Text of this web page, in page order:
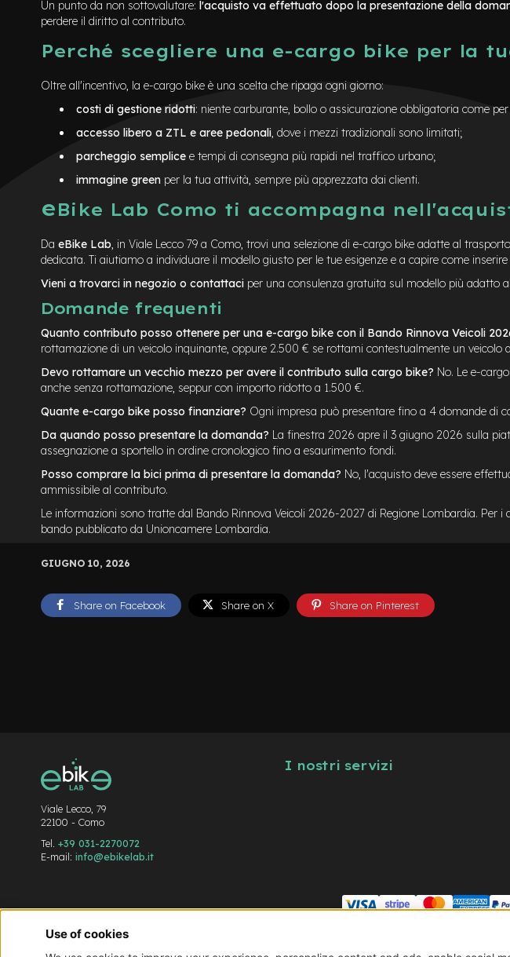
Un punto da non sottovalutare: l'acquisto va effettuato dopo la presentazione della
perdere il diritto al contributo.
Perché scegliere una e-cargo bike per la
Oltre all'incentivo, la e-cargo bike è una scelta che ripaga ogni giorno:
costi di gestione ridotti: niente carburante, bollo o assicurazione obbligatoria come
accesso libero a ZTL e aree pedonali, dove i mezzi tradizionali sono limitati;
parcheggio semplice e tempi di consegna più rapidi nel traffico urbano;
immagine green per la tua attività, sempre più apprezzata dai clienti.
eBike Lab Como ti accompagna
Da eBike Lab, in Viale Lecco 79 a Como, trovi una selezione di e-cargo bike adatte al
dedicata. Ti aiutiamo a individuare il modello giusto per le tue esigenze e a capire come
Vieni a trovarci in negozio o contattaci per una consulenza gratuita sul modello più adatto
Domande frequenti
Quanto contributo posso ottenere per una e-cargo bike con il Bando Rinnova Veicoli
rottamazione di un veicolo inquinante, oppure 2.500 € se rottami contestualmente un veicolo
Devo rottamare un vecchio mezzo per avere il contributo sulla cargo bike? No. Le e-
anche senza rottamazione, seppur con importo ridotto a 1.500 €.
Quante e-cargo bike posso finanziare? Ogni impresa può presentare fino a 4 domande di
Da quando posso presentare la domanda? La finestra 2026 apre il 3 giugno 2026 sulla
assegnazione a sportello in ordine cronologico fino a esaurimento fondi.
Posso comprare la bici prima di presentare la domanda? No, l'acquisto deve essere
ammissibile al contributo.
Le informazioni sono tratte dal Bando Rinnova Veicoli 2026-2027 di Regione Lombardia. Per
bando pubblicato da Unioncamere Lombardia.
GIUGNO 10, 2026
Share on Facebook Share on X Share on Pinterest
Viale Lecco, 79
22100 - Como
Tel. +39 031-2270072
E-mail: info@ebikelab.it
I nostri servizi